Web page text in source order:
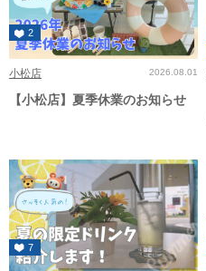
2
小松店 2026.08.01
【小松店】夏季休業のお知らせ
7